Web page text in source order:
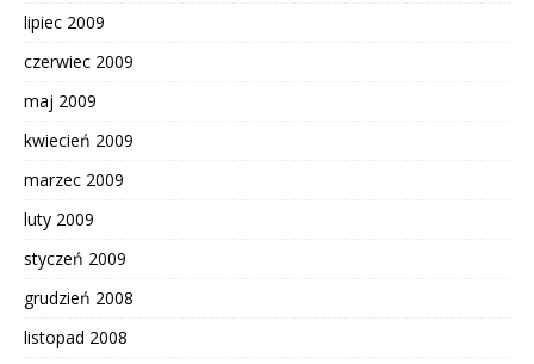
lipiec 2009
czerwiec 2009
maj 2009
kwiecień 2009
marzec 2009
luty 2009
styczeń 2009
grudzień 2008
listopad 2008